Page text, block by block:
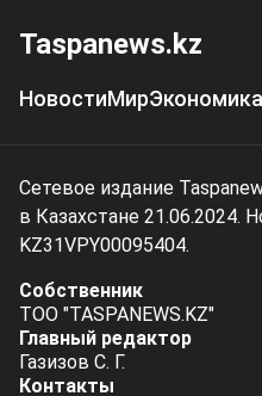
Taspanews.kz
НовостиМирЭкономика
Сетевое издание
в Казахстане 21.06.2024.
KZ31VPY00095404.
Собственник
ТОО "TASPANEWS.KZ"
Главный редактор
Газизов С. Г.
Контакты